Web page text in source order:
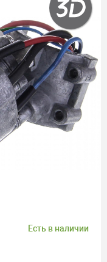
Есть в наличии